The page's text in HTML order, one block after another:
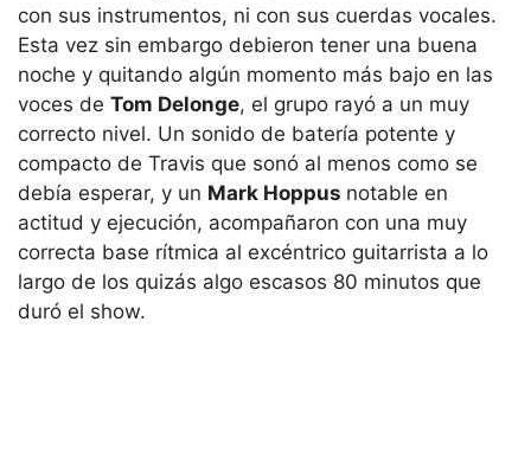
con sus instrumentos, ni con sus cuerdas vocales.
Esta vez sin embargo debieron tener una buena
noche y quitando algún momento más bajo en las
voces de Tom Delonge, el grupo rayó a un muy
correcto nivel. Un sonido de batería potente y
compacto de Travis que sonó al menos como se
debía esperar, y un Mark Hoppus notable en
actitud y ejecución, acompañaron con una muy
correcta base rítmica al excéntrico guitarrista a lo
largo de los quizás algo escasos 80 minutos que
duró el show.